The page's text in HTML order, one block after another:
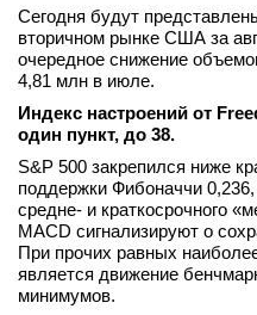
Сегодня будут
вторичном рынке США за
очередное снижение
4,81 млн в июле.
Индекс настроений от
один пункт, до 38.
S&P 500 закрепился ниже
поддержки Фибоначчи
средне- и краткосрочного
MACD сигнализируют о
При прочих равных
является движение
минимумов.